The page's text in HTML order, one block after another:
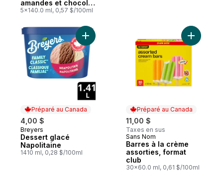
amandes et chocolat
au lait
5x140.0 ml, 0,57 $/100ml
Préparé au Canada
4,00 $
Préparé au Canada
Breyers
Dessert glacé
Napolitaine
1410 ml, 0,28 $/100ml
Ajouter Dessert glacé Napolitaine
Préparé au Canada
11,00 $
Taxes en sus
Préparé au Canada
Sans Nom
Barres à la crème
assorties, format
club
30x60.0 ml, 0,61 $/100ml
Ajouter